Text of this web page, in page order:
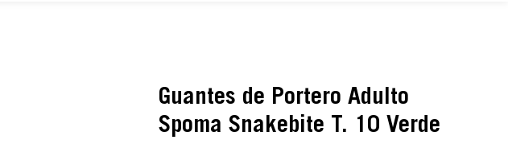
Guantes de Portero Adulto
Spoma Snakebite T. 10 Verde